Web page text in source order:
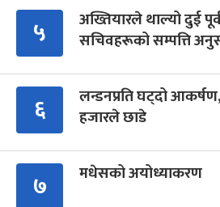
५
अख्तियारले थाल्यो दुई
सचिवहरूको सम्पत्ति
६
लन्डनप्रति घट्दो
हजारले छाडे
७ मधेसको अयोध्याकरण